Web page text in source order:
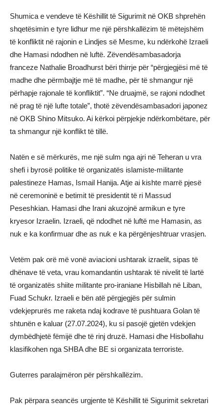
Shumica e vendeve të Këshillit të Sigurimit në OKB shprehën
shqetësimin e tyre lidhur me një përshkallëzim të mëtejshëm
të konfliktit në rajonin e Lindjes së Mesme, ku ndërkohë Izraeli
dhe Hamasi ndodhen në luftë. Zëvendësambasadorja
franceze Nathalie Broadhurst bëri thirrje për “përgjegjësi më të
madhe dhe përmbajtje më të madhe, për të shmangur një
përhapje rajonale të konfliktit”. “Ne druajmë, se rajoni ndodhet
në prag të një lufte totale”, thotë zëvendësambasadori japonez
në OKB Shino Mitsuko. Ai kërkoi përpjekje ndërkombëtare, për
ta shmangur një konflikt të tillë.
Natën e së mërkurës, me një sulm nga ajri në Teheran u vra
shefi i byrosë politike të organizatës islamiste-militante
palestineze Hamas, Ismail Hanija. Atje ai kishte marrë pjesë
në ceremoninë e betimit të presidentit të ri Massud
Peseshkian. Hamasi dhe Irani akuzojnë armikun e tyre
kryesor Izraelin. Izraeli, që ndodhet në luftë me Hamasin, as
nuk e ka konfirmuar dhe as nuk e ka përgënjeshtruar vrasjen.
Vetëm pak orë më vonë aviacioni ushtarak izraelit, sipas të
dhënave të veta, vrau komandantin ushtarak të nivelit të lartë
të organizatës shiite militante pro-iraniane Hisbillah në Liban,
Fuad Schukr. Izraeli e bën atë përgjegjës për sulmin
vdekjeprurës me raketa ndaj kodrave të pushtuara Golan të
shtunën e kaluar (27.07.2024), ku si pasojë gjetën vdekjen
dymbëdhjetë fëmijë dhe të rinj druzë. Hamasi dhe Hisbollahu
klasifikohen nga SHBA dhe BE si organizata terroriste.
Guterres paralajmëron për përshkallëzim.
Pak përpara seancës urgjente të Këshillit të Sigurimit sekretari